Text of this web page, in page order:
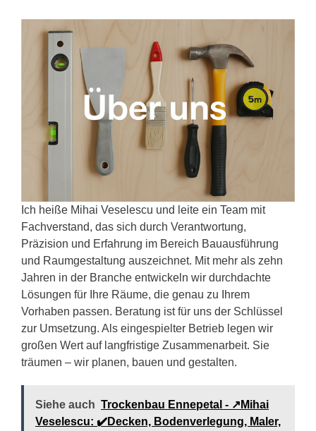
Ich heiße Mihai Veselescu und leite ein Team mit
Fachverstand, das sich durch Verantwortung,
Präzision und Erfahrung im Bereich Bauausführung
und Raumgestaltung auszeichnet. Mit mehr als zehn
Jahren in der Branche entwickeln wir durchdachte
Lösungen für Ihre Räume, die genau zu Ihrem
Vorhaben passen. Beratung ist für uns der Schlüssel
zur Umsetzung. Als eingespielter Betrieb legen wir
großen Wert auf langfristige Zusammenarbeit. Sie
träumen – wir planen, bauen und gestalten.
Siehe auch Trockenbau Ennepetal - ↗️Mihai
Veselescu: ✔️Decken, Bodenverlegung, Maler,